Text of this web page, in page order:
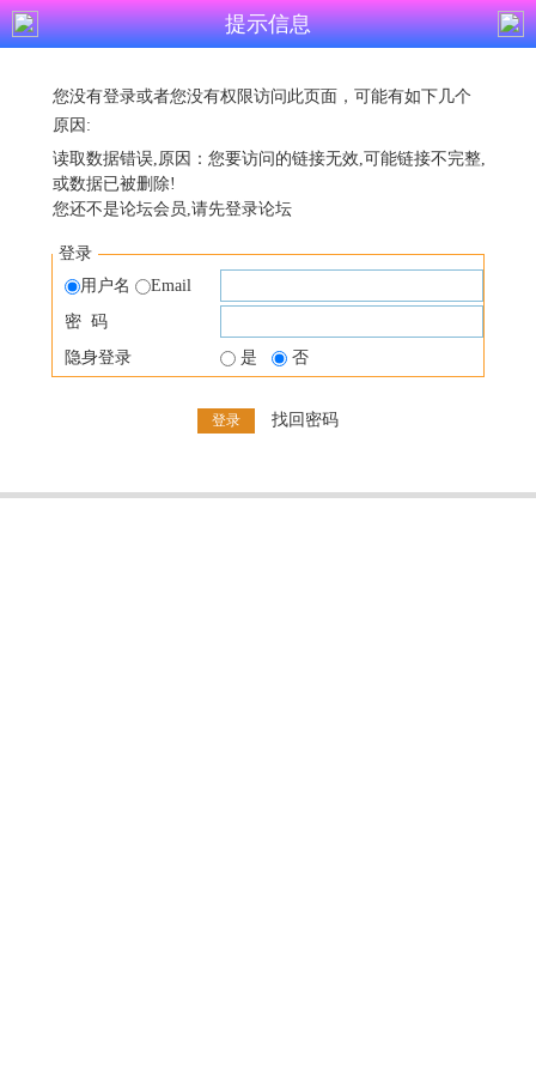
提示信息
您没有登录或者您没有权限访问此页面，可能有如下几个
原因:
读取数据错误,原因：您要访问的链接无效,可能链接不完整,
或数据已被删除!
您还不是论坛会员,请先登录论坛
登录
用户名
Email
密 码
隐身登录
是 否
找回密码